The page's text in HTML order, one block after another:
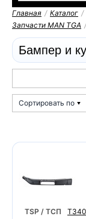
Главная / Каталог /
Запчасти MAN TGA /
Бампер и
Сортировать по
TSP / ТСП